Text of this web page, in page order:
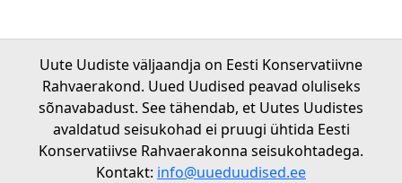
Uute Uudiste väljaandja on Eesti Konservatiivne
Rahvaerakond. Uued Uudised peavad oluliseks
sõnavabadust. See tähendab, et Uutes Uudistes
avaldatud seisukohad ei pruugi ühtida Eesti
Konservatiivse Rahvaerakonna seisukohtadega.
Kontakt: info@uueduudised.ee